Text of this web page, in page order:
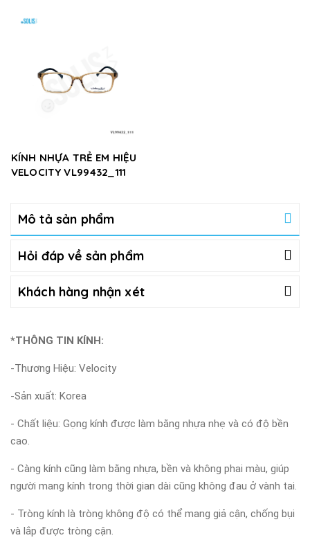
KÍNH NHỰA TRẺ EM HIỆU
VELOCITY VL99432_111
Mô tả sản phẩm
Hỏi đáp về sản phẩm
Khách hàng nhận xét
*THÔNG TIN KÍNH:
-Thương Hiệu: Velocity
-Sản xuất: Korea
- Chất liệu: Gọng kính được làm bằng nhựa nhẹ và có độ bền
cao.
- Càng kính cũng làm bằng nhựa, bền và không phai màu, giúp
người mang kính trong thời gian dài cũng không đau ở vành tai.
- Tròng kính là tròng không độ có thể mang giả cận, chống bụi
và lắp được tròng cận.